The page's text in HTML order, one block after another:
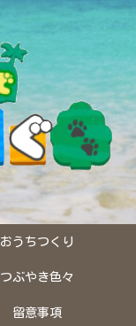
おうちつくり
つぶやき色々
留意事項